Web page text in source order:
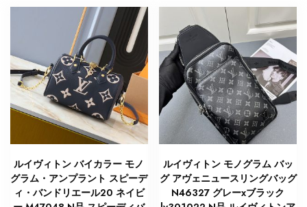
ルイヴィトン バイカラー モノ
グラム・アンプラント スピーデ
ィ・バンドリエール20 ネイビ
ルイヴィトン モノグラム バッ
グ アヴェニュースリングバッグ
N46327 グレーxブラック